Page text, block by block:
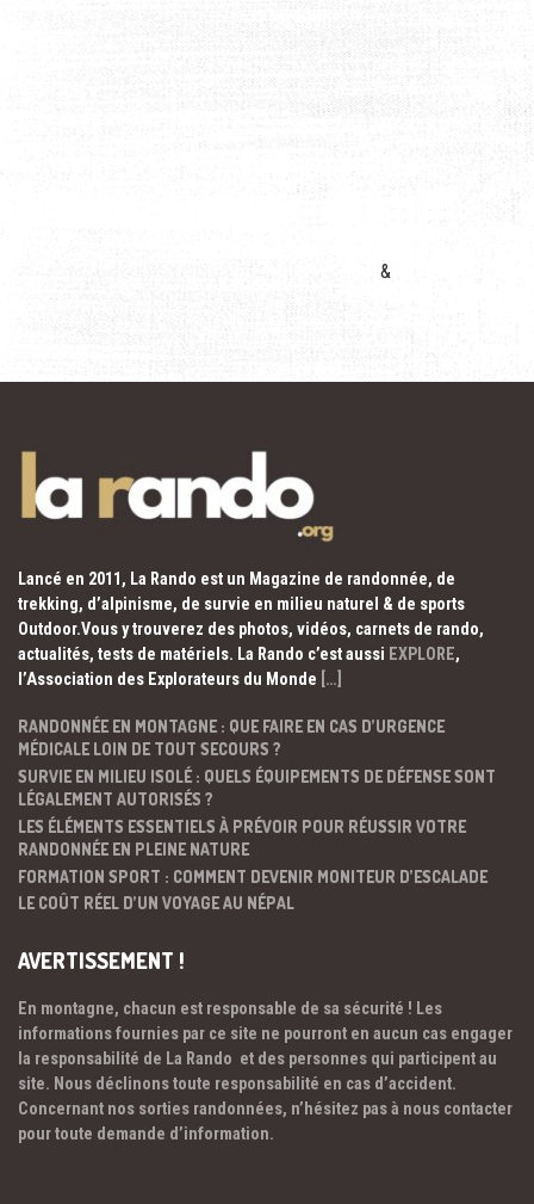
&
Lancé en 2011, La Rando est un Magazine de randonnée, de
trekking, d’alpinisme, de survie en milieu naturel & de sports
Outdoor.Vous y trouverez des photos, vidéos, carnets de rando,
actualités, tests de matériels. La Rando c’est aussi EXPLORE,
l’Association des Explorateurs du Monde […]
RANDONNÉE EN MONTAGNE : QUE FAIRE EN CAS D’URGENCE
MÉDICALE LOIN DE TOUT SECOURS ?
SURVIE EN MILIEU ISOLÉ : QUELS ÉQUIPEMENTS DE DÉFENSE SONT
LÉGALEMENT AUTORISÉS ?
LES ÉLÉMENTS ESSENTIELS À PRÉVOIR POUR RÉUSSIR VOTRE
RANDONNÉE EN PLEINE NATURE
FORMATION SPORT : COMMENT DEVENIR MONITEUR D’ESCALADE
LE COÛT RÉEL D’UN VOYAGE AU NÉPAL
AVERTISSEMENT !
En montagne, chacun est responsable de sa sécurité ! Les
informations fournies par ce site ne pourront en aucun cas engager
la responsabilité de La Rando et des personnes qui participent au
site. Nous déclinons toute responsabilité en cas d’accident.
Concernant nos sorties randonnées, n’hésitez pas à nous contacter
pour toute demande d’information.